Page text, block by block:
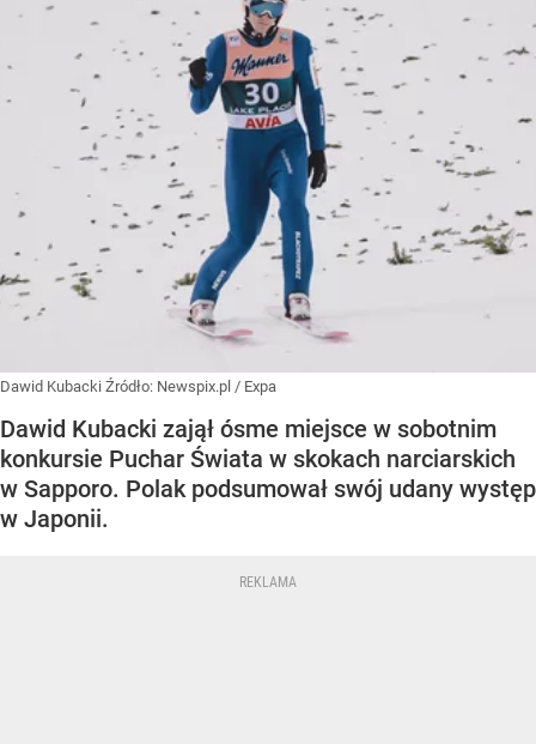
Dawid Kubacki Źródło: Newspix.pl / Expa
Dawid Kubacki zajął ósme miejsce w sobotnim
konkursie Puchar Świata w skokach narciarskich
w Sapporo. Polak podsumował swój udany występ
w Japonii.